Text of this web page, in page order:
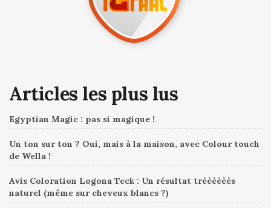
Articles les plus lus
Egyptian Magic : pas si magique !
Un ton sur ton ? Oui, mais à la maison, avec Colour touch
de Wella !
Avis Coloration Logona Teck : Un résultat trèèèèèès
naturel (même sur cheveux blancs ?)